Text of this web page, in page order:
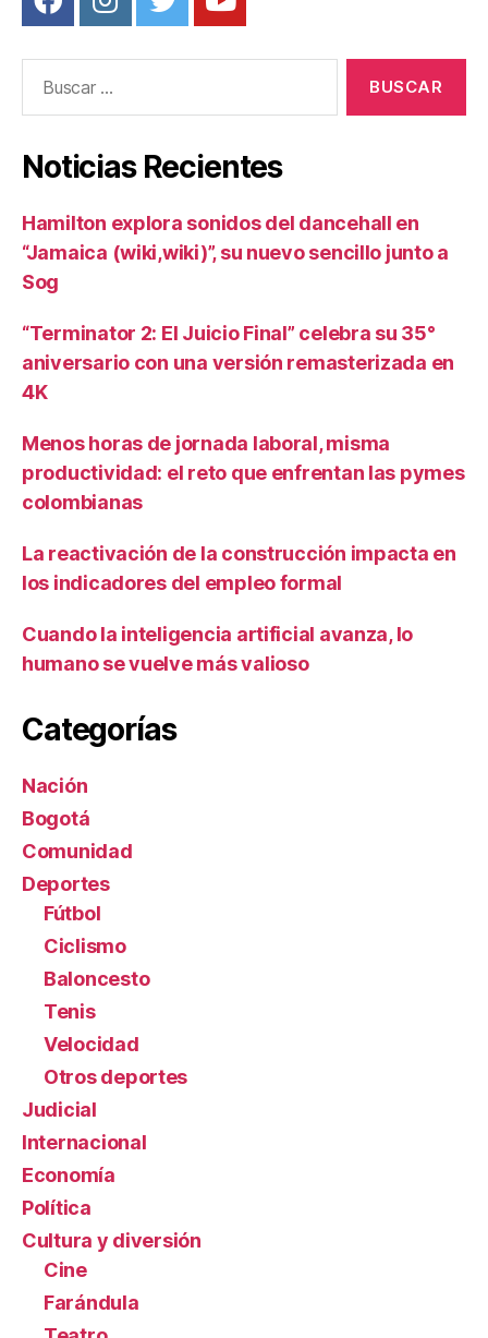
Noticias Recientes
Hamilton explora sonidos del dancehall en
“Jamaica (wiki,wiki)”, su nuevo sencillo junto a
Sog
“Terminator 2: El Juicio Final” celebra su 35°
aniversario con una versión remasterizada en
4K
Menos horas de jornada laboral, misma
productividad: el reto que enfrentan las pymes
colombianas
La reactivación de la construcción impacta en
los indicadores del empleo formal
Cuando la inteligencia artificial avanza, lo
humano se vuelve más valioso
Categorías
Nación
Bogotá
Comunidad
Deportes
Fútbol
Ciclismo
Baloncesto
Tenis
Velocidad
Otros deportes
Judicial
Internacional
Economía
Política
Cultura y diversión
Cine
Farándula